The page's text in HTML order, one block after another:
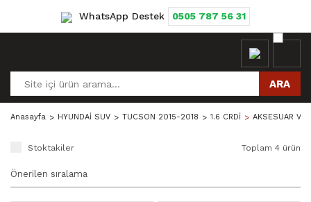
WhatsApp Destek 0505 787 56 31
ARA
Anasayfa HYUNDAİ SUV TUCSON 2015-2018 1.6 CRDİ AKSESUAR VE
Stoktakiler Toplam 4 ürün